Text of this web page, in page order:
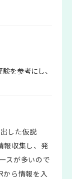
を参考にし、
した仮説
報収集し、発
スが多いので
から情報を入